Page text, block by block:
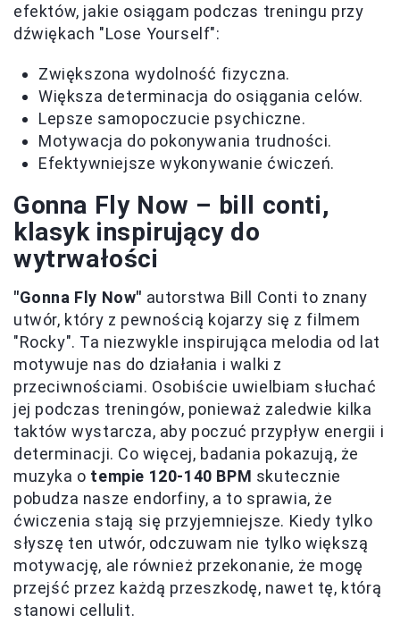
efektów, jakie osiągam podczas treningu przy
dźwiękach "Lose Yourself":
Zwiększona wydolność fizyczna.
Większa determinacja do osiągania celów.
Lepsze samopoczucie psychiczne.
Motywacja do pokonywania trudności.
Efektywniejsze wykonywanie ćwiczeń.
Gonna Fly Now – bill conti,
klasyk inspirujący do
wytrwałości
"Gonna Fly Now" autorstwa Bill Conti to znany
utwór, który z pewnością kojarzy się z filmem
"Rocky". Ta niezwykle inspirująca melodia od lat
motywuje nas do działania i walki z
przeciwnościami. Osobiście uwielbiam słuchać
jej podczas treningów, ponieważ zaledwie kilka
taktów wystarcza, aby poczuć przypływ energii i
determinacji. Co więcej, badania pokazują, że
muzyka o tempie 120-140 BPM skutecznie
pobudza nasze endorfiny, a to sprawia, że
ćwiczenia stają się przyjemniejsze. Kiedy tylko
słyszę ten utwór, odczuwam nie tylko większą
motywację, ale również przekonanie, że mogę
przejść przez każdą przeszkodę, nawet tę, którą
stanowi cellulit.